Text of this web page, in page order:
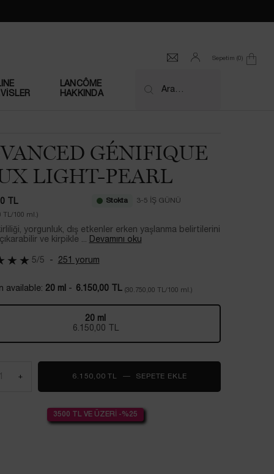
Sepetim 0
0 product in cart
LANCÔME
HAKKINDA
Ara…
GÉNIFIQUE
LIGHT-PEARL
TL
TL/100 ml.)
Stokta 3-5 İŞ GÜNÜ​
yorgunluk, dış etkenler erken yaşlanma belirtilerini
ve kirpikle ... Devamını oku
5/5 251 yorum
available: 20 ml - 6.150,00 TL (30.750,00 TL/100 ml.)
Seçildi
20 ml
6.150,00 TL
, 1 of 1
+ 6.150,00 TL ― SEPETE EKLE
3500 TL VE ÜZERİ -%25